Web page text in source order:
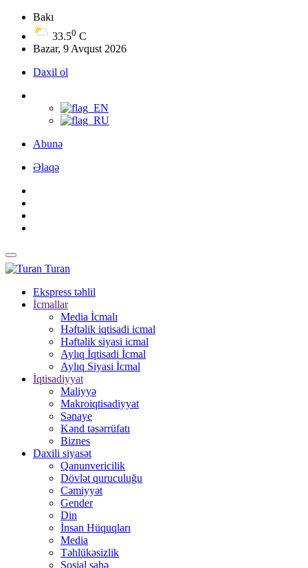
Bakı
33.50 C
Bazar, 9 Avqust 2026
Daxil ol
Abunə
Əlaqə
Turan
Ekspress təhlil
İcmallar
Media İcmalı
Həftəlik iqtisadi icmal
Həftəlik siyasi icmal
Aylıq İqtisadi İcmal
Aylıq Siyasi İcmal
İqtisadiyyat
Maliyyə
Makroiqtisadiyyat
Sənaye
Kənd təsərrüfatı
Biznes
Daxili siyasət
Qanunvericilik
Dövlət quruculuğu
Cəmiyyət
Gender
Din
İnsan Hüquqları
Media
Təhlükəsizlik
Sosial sahə